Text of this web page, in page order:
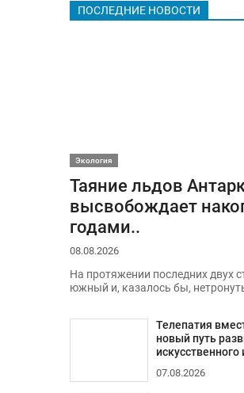
ПОСЛЕДНИЕ НОВОСТИ
Экология
Таяние льдов
высвобождает
годами..
08.08.2026
На протяжении последних двух
южный и, казалось бы,
Телепатия
новый путь
искусственного
07.08.2026